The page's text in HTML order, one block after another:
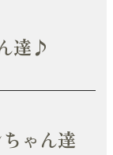
達♪
ゃん達